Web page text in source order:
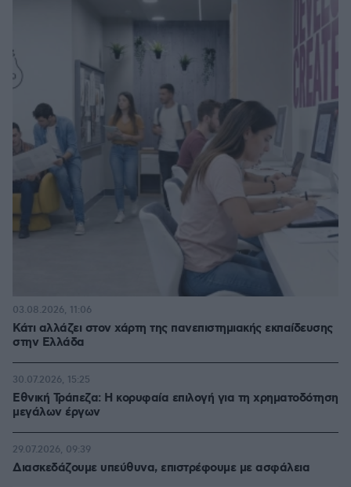
Κάτι αλλάζει στον χάρτη της πανεπιστημιακής εκπαίδευσης
στην Ελλάδα
03.08.2026, 11:06
Εθνική Τράπεζα: Η κορυφαία επιλογή για τη χρηματοδότηση
μεγάλων έργων
30.07.2026, 15:25
Διασκεδάζουμε υπεύθυνα, επιστρέφουμε με ασφάλεια
29.07.2026, 09:39